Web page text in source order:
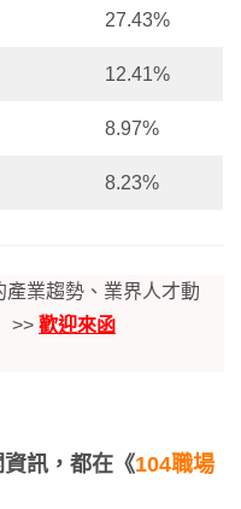
27.43%
12.41%
8.97%
8.23%
業趨勢、業界人才動
>> 歡迎來函
訊，都在《104職場